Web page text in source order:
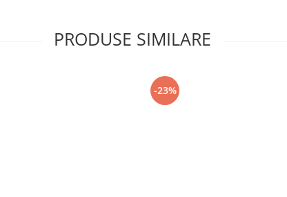
PRODUSE SIMILARE
-23%